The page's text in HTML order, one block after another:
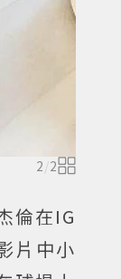
2/2
倫在IG
片中小